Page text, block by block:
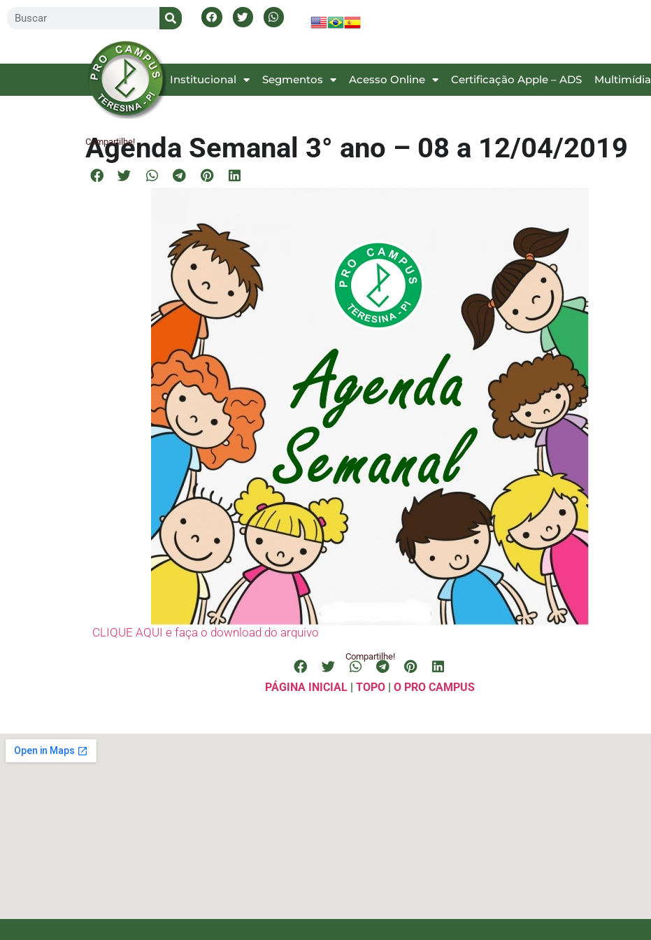
Inicial Institucional Segmentos Acesso Online Certificação Apple – ADS Multimídia
Agenda Semanal 3° ano – 08 a 12/04/2019
Compartilhe!
CLIQUE AQUI e faça o download do arquivo
Compartilhe!
PÁGINA INICIAL | TOPO | O PRO CAMPUS